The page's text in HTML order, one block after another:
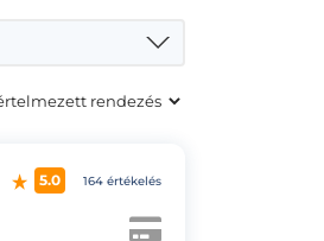
5.0 164 értékelés